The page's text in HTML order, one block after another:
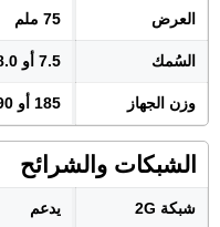
العرض 75 ملم
السُمك 7.5 أو 8.0 ملم
وزن الجهاز 185 أو 190 غرام
الشبكات والشرائح
شبكة 2G يدعم